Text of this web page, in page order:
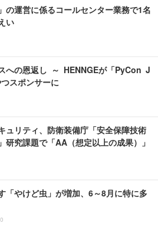
の運営に係るコールセンター業務で1名
い
への恩返し ～ HENNGEが「PyCon J
スポンサーに
ュリティ、防衛装備庁「安全保障技術
研究課題で「AA（想定以上の成果）」
「やけど虫」が増加、6～8月に特に多